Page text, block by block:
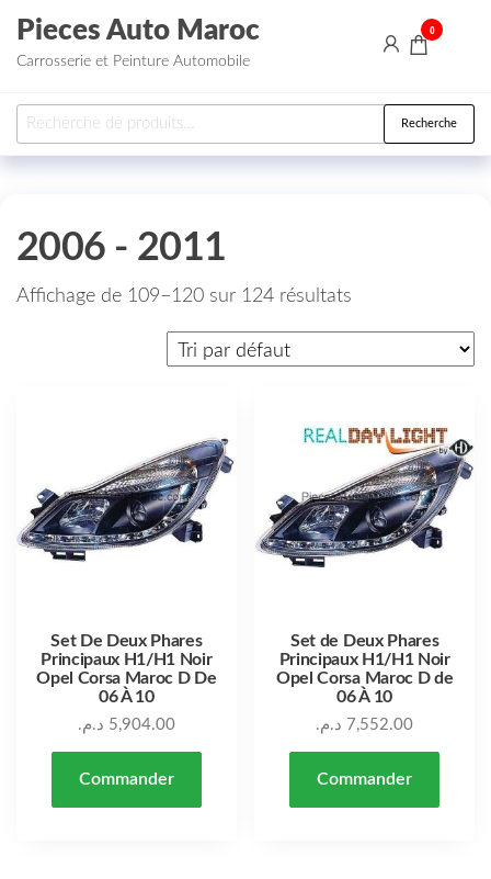
Aller au contenu
Pieces Auto Maroc
Carrosserie et Peinture Automobile
0
Recherche pour : Recherche
2006 - 2011
Affichage de 109–120 sur 124 résultats
Set De Deux Phares
Principaux H1/H1 Noir
Opel Corsa Maroc D De
06 À 10
5,904.00 د.م.
Commander
Set de Deux Phares
Principaux H1/H1 Noir
Opel Corsa Maroc D de
06 À 10
7,552.00 د.م.
Commander